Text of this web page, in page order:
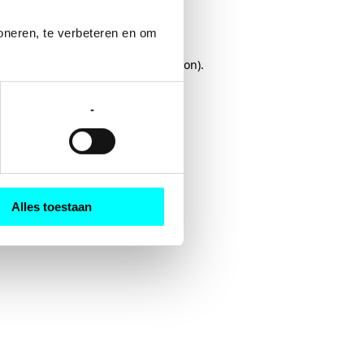
te verbeteren en om
-
Alles toestaan
for more information).